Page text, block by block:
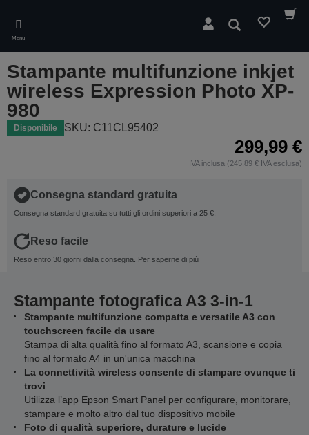
main
content
Menu
Cerca
Stampante multifunzione inkjet
wireless Expression Photo XP-
980
Disponibile SKU: C11CL95402
299,99 €
IVA inclusa (245,89 € IVA esclusa)
Consegna standard gratuita
Consegna standard gratuita su tutti gli ordini superiori a 25 €.
Reso facile
Reso entro 30 giorni dalla consegna. Per saperne di più
Stampante fotografica A3 3-in-1
Stampante multifunzione compatta e versatile A3 con
touchscreen facile da usare
Stampa di alta qualità fino al formato A3, scansione e copia
fino al formato A4 in un'unica macchina
La connettività wireless consente di stampare ovunque ti
trovi
Utilizza l’app Epson Smart Panel per configurare, monitorare,
stampare e molto altro dal tuo dispositivo mobile
Foto di qualità superiore, durature e lucide